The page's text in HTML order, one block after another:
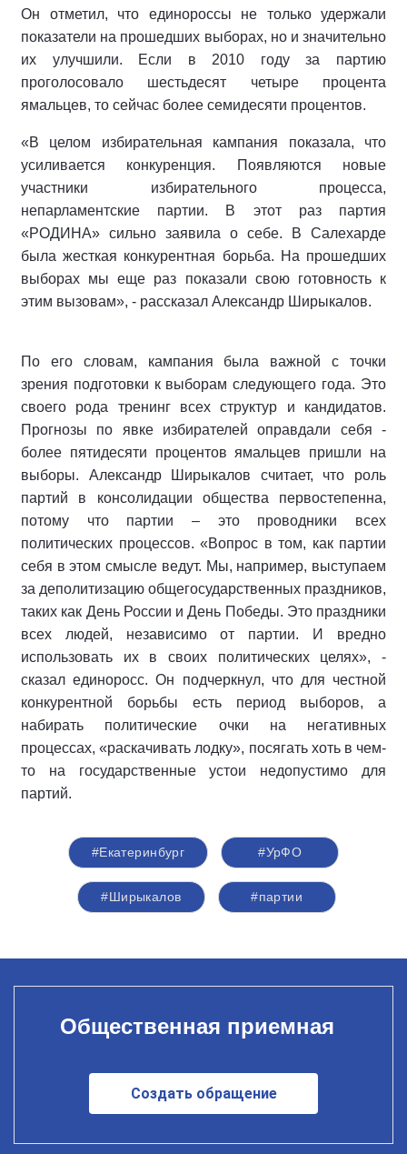
Он отметил, что единороссы не только удержали
показатели на прошедших выборах, но и значительно
их улучшили. Если в 2010 году за партию
проголосовало шестьдесят четыре процента
ямальцев, то сейчас более семидесяти процентов.
«В целом избирательная кампания показала, что
усиливается конкуренция. Появляются новые
участники избирательного процесса,
непарламентские партии. В этот раз партия
«РОДИНА» сильно заявила о себе. В Салехарде
была жесткая конкурентная борьба. На прошедших
выборах мы еще раз показали свою готовность к
этим вызовам», - рассказал Александр Ширыкалов.
По его словам, кампания была важной с точки
зрения подготовки к выборам следующего года. Это
своего рода тренинг всех структур и кандидатов.
Прогнозы по явке избирателей оправдали себя -
более пятидесяти процентов ямальцев пришли на
выборы. Александр Ширыкалов считает, что роль
партий в консолидации общества первостепенна,
потому что партии – это проводники всех
политических процессов. «Вопрос в том, как партии
себя в этом смысле ведут. Мы, например, выступаем
за деполитизацию общегосударственных праздников,
таких как День России и День Победы. Это праздники
всех людей, независимо от партии. И вредно
использовать их в своих политических целях», -
сказал единоросс. Он подчеркнул, что для честной
конкурентной борьбы есть период выборов, а
набирать политические очки на негативных
процессах, «раскачивать лодку», посягать хоть в чем-
то на государственные устои недопустимо для
партий.
#Екатеринбург #УрФО
#Ширыкалов #партии
Общественная приемная
Создать обращение